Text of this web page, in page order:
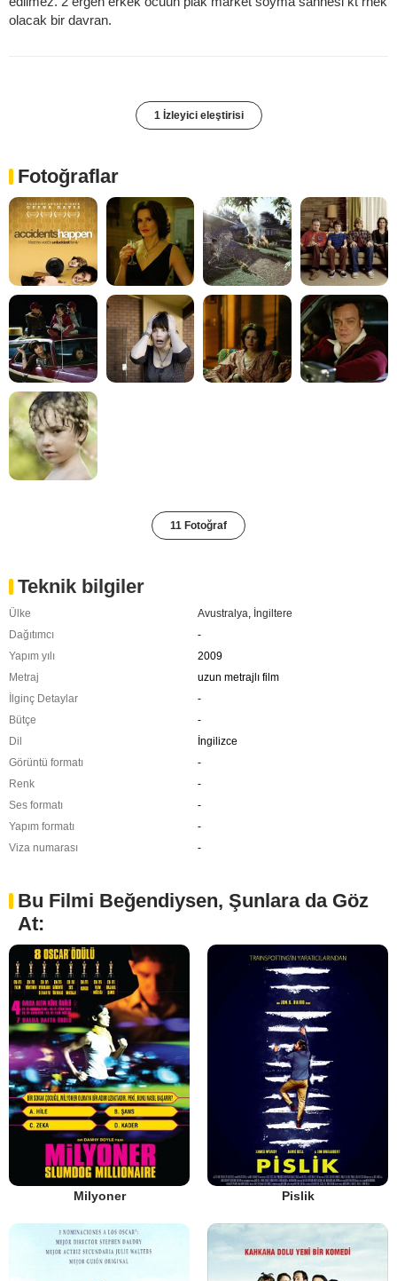
olacak bir davran.
1 İzleyici eleştirisi
Fotoğraflar
11 Fotoğraf
Teknik bilgiler
Ülke Avustralya İngiltere
Dağıtımcı
-
Yapım yılı
2009
Metraj
uzun metrajlı film
İlginç Detaylar
-
Bütçe
-
Dil
İngilizce
Görüntü formatı
-
Renk
-
Ses formatı
-
Yapım formatı
-
Viza numarası
-
Bu Filmi Beğendiysen, Şunlara da Göz
At:
Milyoner Pislik